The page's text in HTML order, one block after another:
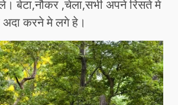
बेटा,नौकर ,चेला,सभी अपने रिसते मे
अदा करने मे लगे हे।